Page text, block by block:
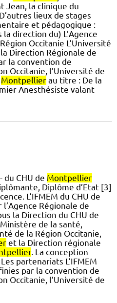
Jean, la clinique du
lieux de stages
et pédagogique :
la direction du) L’Agence
Occitanie L’Université
la Direction Régionale de
la convention de
Occitanie, l’Université de
Montpellier au titre : De la
Anesthésiste valant
du CHU de Montpellier
Diplôme d’Etat [3]
L’IFMEM du CHU de
Régionale de
la Direction du CHU de
Ministère de la santé,
de la Région Occitanie,
et la Direction régionale
. La conception
partenariats L’IFMEM
par la convention de
Occitanie, l’Université de